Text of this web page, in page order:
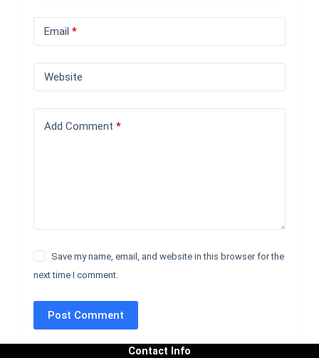
Email *
Website
Add Comment *
Save my name, email, and website in this browser for the
next time I comment.
Post Comment
Contact Info